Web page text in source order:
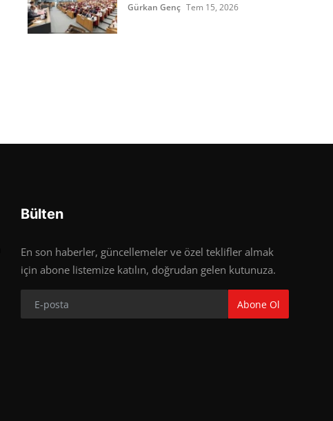
Gürkan Genç Tem 15, 2026
Bülten
En son haberler, güncellemeler ve özel teklifler almak
için abone listemize katılın, doğrudan gelen kutunuza.
Abone Ol